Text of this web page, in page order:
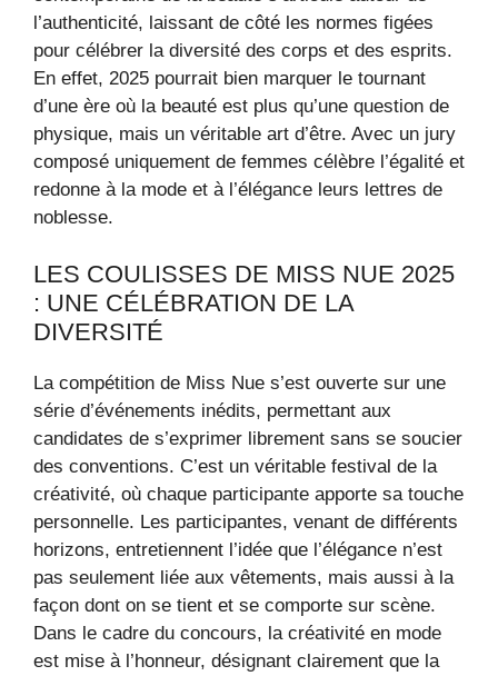
l’authenticité, laissant de côté les normes figées
pour célébrer la diversité des corps et des esprits.
En effet, 2025 pourrait bien marquer le tournant
d’une ère où la beauté est plus qu’une question de
physique, mais un véritable art d’être. Avec un jury
composé uniquement de femmes célèbre l’égalité et
redonne à la mode et à l’élégance leurs lettres de
noblesse.
LES COULISSES DE MISS NUE 2025
: UNE CÉLÉBRATION DE LA
DIVERSITÉ
La compétition de Miss Nue s’est ouverte sur une
série d’événements inédits, permettant aux
candidates de s’exprimer librement sans se soucier
des conventions. C’est un véritable festival de la
créativité, où chaque participante apporte sa touche
personnelle. Les participantes, venant de différents
horizons, entretiennent l’idée que l’élégance n’est
pas seulement liée aux vêtements, mais aussi à la
façon dont on se tient et se comporte sur scène.
Dans le cadre du concours, la créativité en mode
est mise à l’honneur, désignant clairement que la